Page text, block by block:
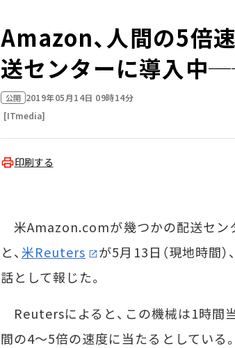
Amazon、人間の5倍
送センターに導入
公開 2019年05月14日 09時14分
[ITmedia]
印刷する
米Amazon.comが幾つかの配送セン
と、 米Reuters
が5月13日（現地時間
話として報じた。
Reutersによると、この機械は1時間
間の4～5倍の速度に当たるとしている。